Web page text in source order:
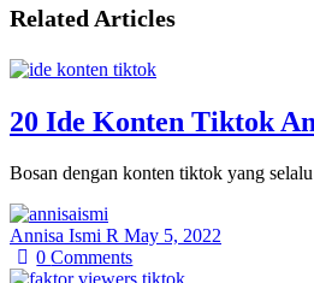
Related Articles
20 Ide Konten Tiktok
Bosan dengan konten tiktok yang
Annisa Ismi R May 5, 2022
0Comments